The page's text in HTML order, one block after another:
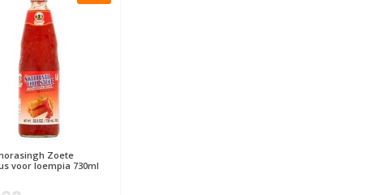
Zoete
voor loempia 730ml